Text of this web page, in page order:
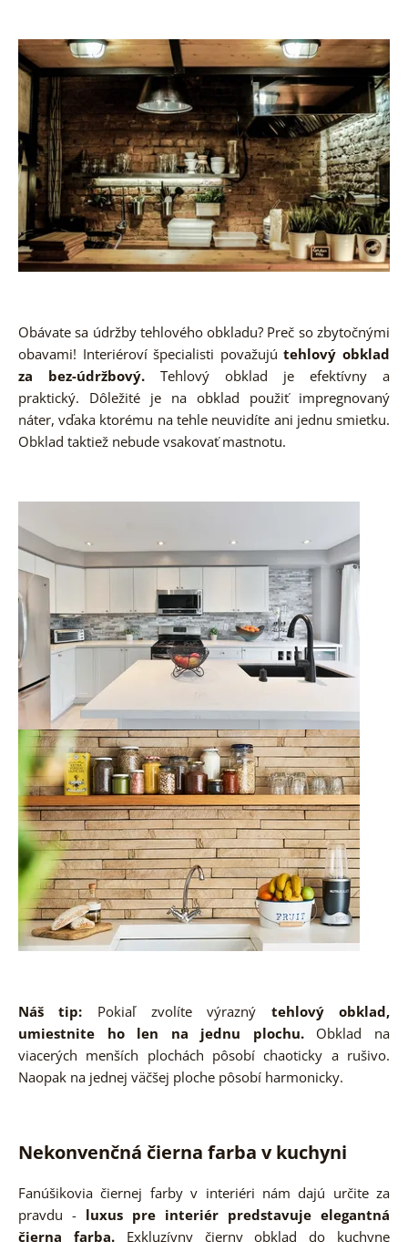
Obávate sa údržby tehlového obkladu? Preč so zbytočnými
obavami! Interiéroví špecialisti považujútehlový obklad
za bez-údržbový. Tehlový obklad je efektívny a
praktický. Dôležité je na obklad použiť impregnovaný
náter, vďaka ktorému na tehle neuvidíte ani jednu smietku.
Obklad taktiež nebude vsakovať mastnotu.
Náš tip: Pokiaľ zvolíte výrazný tehlový obklad,
umiestnite ho len na jednu plochu.Obklad na
viacerých menších plochách pôsobí chaoticky a rušivo.
Naopak na jednej väčšej ploche pôsobí harmonicky.
Nekonvenčná čierna farba v kuchyni
Fanúšikovia čiernej farby v interiéri nám dajú určite za
pravdu - luxus pre interiér predstavuje elegantná
čierna farba.Exkluzívny čierny obklad do kuchyne